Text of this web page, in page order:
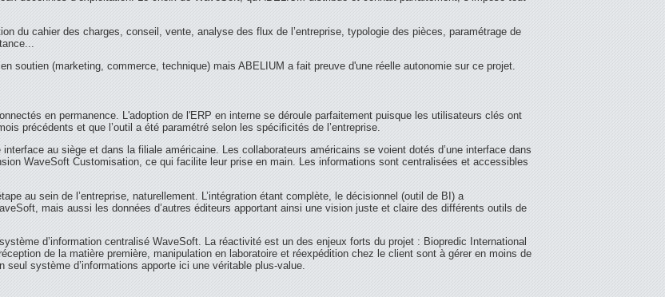
du cahier des charges, conseil, vente, analyse des flux de l’entreprise, typologie des pièces, paramétrage de
soutien (marketing, commerce, technique) mais ABELIUM a fait preuve d'une réelle autonomie sur ce projet.
en permanence. L'adoption de l'ERP en interne se déroule parfaitement puisque les utilisateurs clés ont
précédents et que l’outil a été paramétré selon les spécificités de l’entreprise.
au siège et dans la filiale américaine. Les collaborateurs américains se voient dotés d’une interface dans
WaveSoft Customisation, ce qui facilite leur prise en main. Les informations sont centralisées et accessibles
au sein de l’entreprise, naturellement. L’intégration étant complète, le décisionnel (outil de BI) a
mais aussi les données d’autres éditeurs apportant ainsi une vision juste et claire des différents outils de
d’information centralisé WaveSoft. La réactivité est un des enjeux forts du projet : Biopredic International
de la matière première, manipulation en laboratoire et réexpédition chez le client sont à gérer en moins de
système d’informations apporte ici une véritable plus-value.